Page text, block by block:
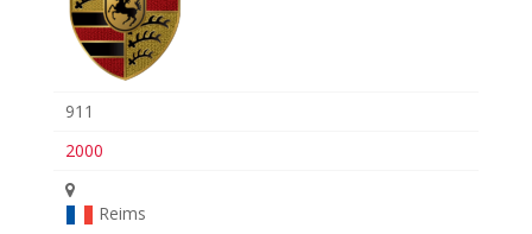
911
2000
Reims